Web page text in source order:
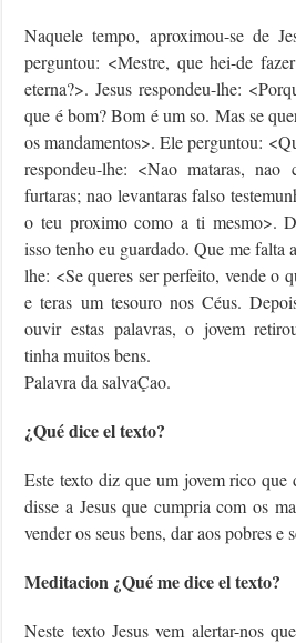
Naquele tempo, aproximou-se de
perguntou: <Mestre, que hei-de
eterna?>. Jesus respondeu-lhe:
que é bom? Bom é um so. Mas se
os mandamentos>. Ele perguntou:
respondeu-lhe: <Nao mataras, nao
furtaras; nao levantaras falso
o teu proximo como a ti mesmo>.
isso tenho eu guardado. Que me falta
lhe: <Se queres ser perfeito, vende o
e teras um tesouro nos Céus.
ouvir estas palavras, o jovem
tinha muitos bens.
Palavra da salvaÇao.
¿Qué dice el texto?
Este texto diz que um jovem rico que
disse a Jesus que cumpria com os
vender os seus bens, dar aos pobres e
Meditacion ¿Qué me dice el texto?
Neste texto Jesus vem alertar-nos